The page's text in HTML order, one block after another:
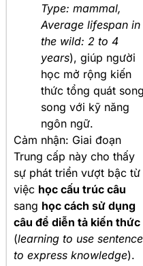
Type: mammal,
Average lifespan in
the wild: 2 to 4
years), giúp người
học mở rộng kiến
thức tổng quát song
song với kỹ năng
ngôn ngữ.
Cảm nhận: Giai đoạn
Trung cấp này cho thấy
sự phát triển vượt bậc từ
việc học cấu trúc câu
sang học cách sử dụng
câu để diễn tả kiến thức
(learning to use
to express knowledge).